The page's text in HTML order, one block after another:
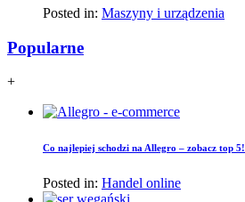
Posted in: Maszyny i urządzenia
Popularne
+
Co najlepiej schodzi na Allegro – zobacz top 5!
Posted in: Handel online